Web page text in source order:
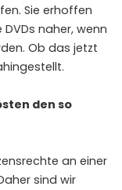
Sie erhoffen
naher, wenn
Ob das jetzt
den so
an einer
sind wir